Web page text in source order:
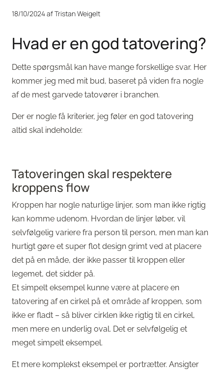
18/10/2024af Tristan Weigelt
Hvad er en god tatovering?
Dette spørgsmål kan have mange forskellige svar. Her
kommer jeg med mit bud, baseret på viden fra nogle
af de mest garvede tatovører i branchen.
Der er nogle få kriterier, jeg føler en god tatovering
altid skal indeholde:
Tatoveringen skal respektere
kroppens flow
Kroppen har nogle naturlige linjer, som man ikke rigtig
kan komme udenom. Hvordan de linjer løber, vil
selvfølgelig variere fra person til person, men man kan
hurtigt gøre et super flot design grimt ved at placere
det på en måde, der ikke passer til kroppen eller
legemet, det sidder på.
Et simpelt eksempel kunne være at placere en
tatovering af en cirkel på et område af kroppen, som
ikke er fladt – så bliver cirklen ikke rigtig til en cirkel,
men mere en underlig oval. Det er selvfølgelig et
meget simpelt eksempel.
Et mere komplekst eksempel er portrætter. Ansigter